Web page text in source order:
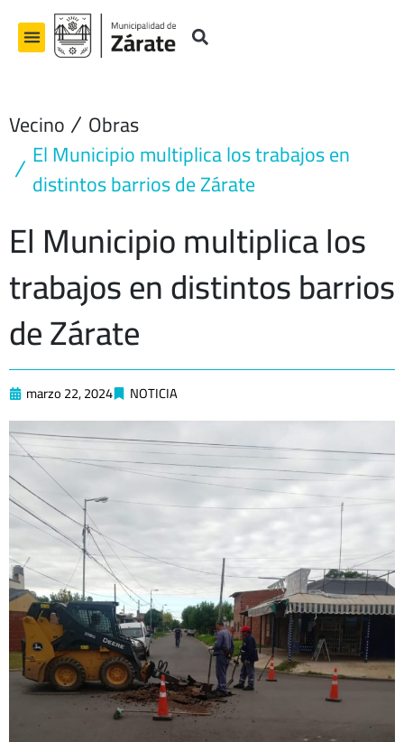
contenido
Vecino Obras
El Municipio multiplica los trabajos en
distintos barrios de Zárate
El Municipio multiplica los
trabajos en distintos barrios
de Zárate
marzo 22, 2024 NOTICIA